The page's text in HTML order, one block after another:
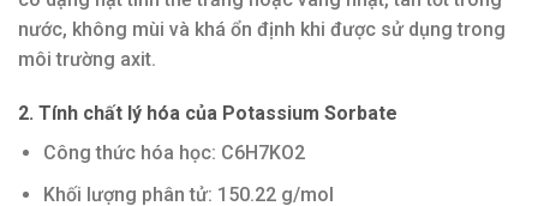
nước, không mùi và khá ổn định khi được sử dụng trong
môi trường axit.
2. Tính chất lý hóa của Potassium Sorbate
Công thức hóa học: C6H7KO2
Khối lượng phân tử: 150.22 g/mol